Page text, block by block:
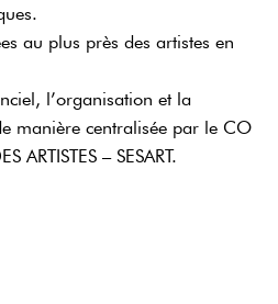
au plus près des artistes en
l’organisation et la
manière centralisée par le CO
ARTISTES – SESART.